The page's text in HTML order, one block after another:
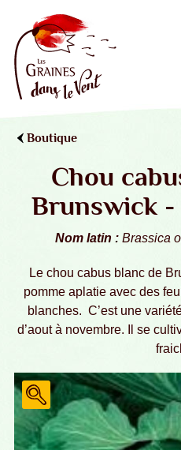
Boutique
Chou
Brunswick -
Nom latin : Brassica
Le chou cabus blanc de
pomme aplatie avec des
blanches. C’est une
d’aout à novembre. Il se